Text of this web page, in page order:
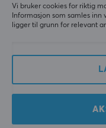
Vi bruker cookies for riktig
Informasjon som samles inn
ligger til grunn for relevant